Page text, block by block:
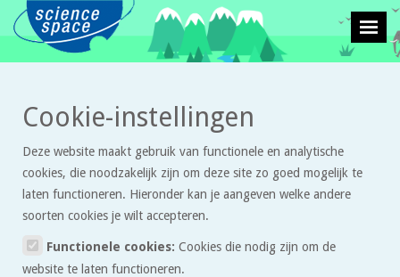
Leven en natuur > Artikelen >Bekijk je oog met eigen ogen
Bekijk je oog met eigen ogen
In het artikelAnatomie en werking van het oog
simulatie nagaan hoe verschillende delen van je oog genoemd
worden en wat hun functie is. De simulatie laat zien hoe je met je
Cookie-instellingen
Deze website maakt gebruik van functionele en analytische
cookies, die noodzakelijk zijn om deze site zo goed mogelijk te
laten functioneren. Hieronder kan je aangeven welke andere
soorten cookies je wilt accepteren.
Functionele cookies: Cookies die nodig zijn om de
website te laten functioneren.